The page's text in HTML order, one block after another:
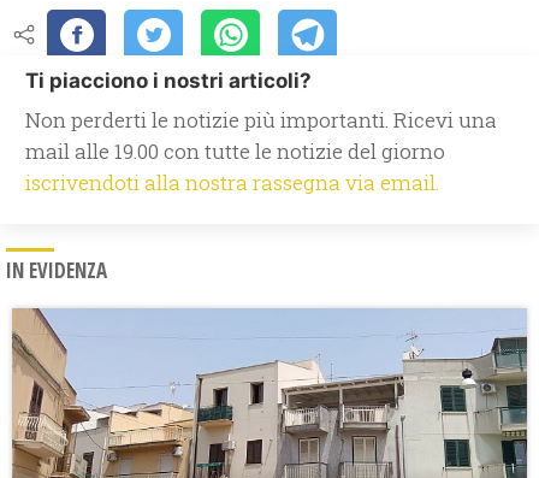
Ti piacciono i nostri articoli?
Non perderti le notizie più importanti. Ricevi una
mail alle 19.00 con tutte le notizie del giorno
iscrivendoti alla nostra rassegna via email.
IN EVIDENZA